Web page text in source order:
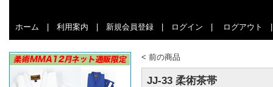
ホーム 利用案内 新規会員登録 ログイン ログアウト
< 前の商品
JJ-33 柔術茶帯